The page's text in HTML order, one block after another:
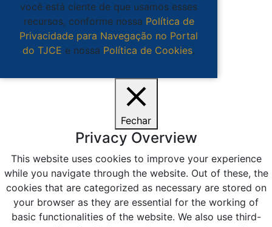
você está ciente de que usamos esses
recursos, conforme nossa Política de
Privacidade para Navegação no Portal
do TJCE e nossa Política de Cookies.
Fechar
Privacy Overview
This website uses cookies to improve your experience
while you navigate through the website. Out of these, the
cookies that are categorized as necessary are stored on
your browser as they are essential for the working of
basic functionalities of the website. We also use third-